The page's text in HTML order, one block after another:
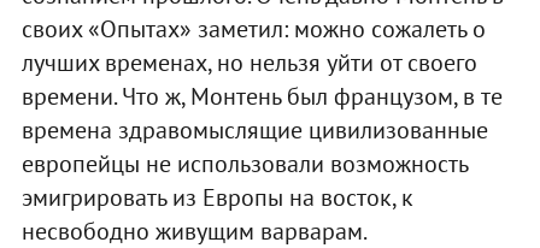
своих «Опытах» заметил: можно сожалеть о
лучших временах, но нельзя уйти от своего
времени. Что ж, Монтень был французом, в те
времена здравомыслящие цивилизованные
европейцы не использовали возможность
эмигрировать из Европы на восток, к
несвободно живущим варварам.